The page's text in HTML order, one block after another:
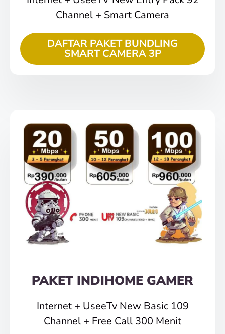
Channel + Smart Camera
DAFTAR PAKET BUNDLING
SMART CAMERA 3P
PAKET INDIHOME GAMER
Internet + UseeTv New Basic 109
Channel + Free Call 300 Menit